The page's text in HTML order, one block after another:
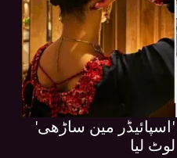
مین ساڑھی'
لیا